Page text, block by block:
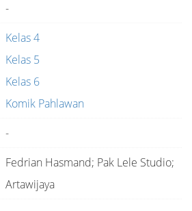
-
Kelas 4
Kelas 5
Kelas 6
Komik Pahlawan
-
Fedrian Hasmand; Pak Lele Studio;
Artawijaya